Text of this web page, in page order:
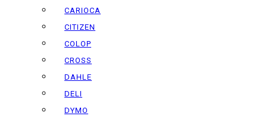
CARIOCA
CITIZEN
COLOP
CROSS
DAHLE
DELI
DYMO